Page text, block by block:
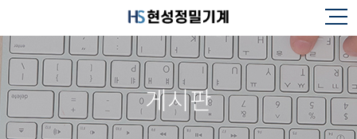
게시판